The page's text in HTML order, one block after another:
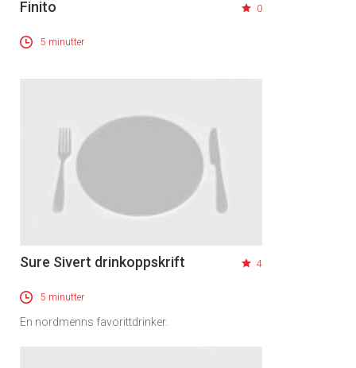
Finito 0
5 minutter
Sure Sivert drinkoppskrift 4
5 minutter
En nordmenns favorittdrinker.